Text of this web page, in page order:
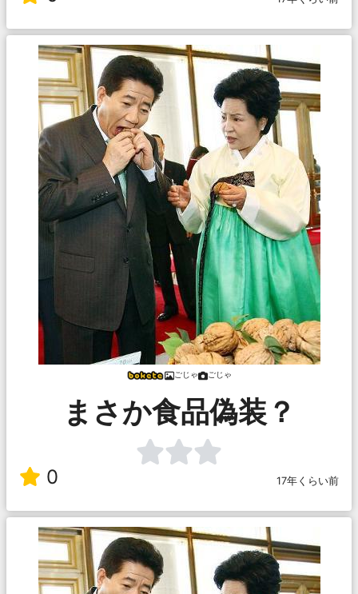
ごじゃ ごじゃ
まさか食品偽装？
0 17年くらい前